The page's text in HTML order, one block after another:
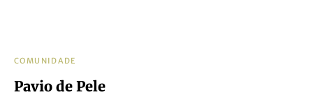
COMUNIDADE
Pavio de Pele